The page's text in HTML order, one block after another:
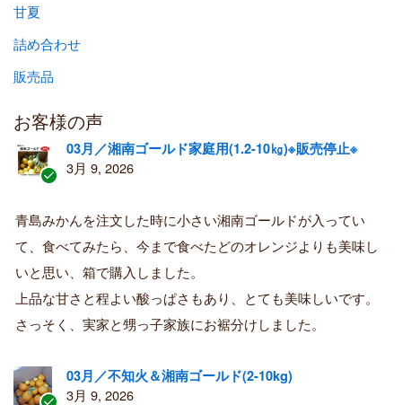
甘夏
詰め合わせ
販売品
お客様の声
証
済
み
購
者
03月／湘南ゴールド家庭用(1.2-10㎏)※販売停止※
3月 9, 2026
青島みかんを注文した時に小さい湘南ゴールドが入ってい
て、食べてみたら、今まで食べたどのオレンジよりも美味し
いと思い、箱で購入しました。
上品な甘さと程よい酸っぱさもあり、とても美味しいです。
さっそく、実家と甥っ子家族にお裾分けしました。
03月／不知火＆湘南ゴールド(2-10kg)
3月 9, 2026